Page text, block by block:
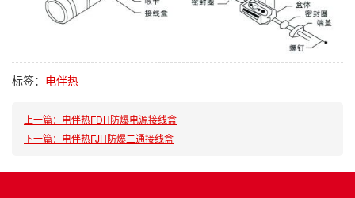
标签： 电伴热
上一篇：电伴热FDH防爆电源接线盒
下一篇：电伴热FJH防爆二通接线盒